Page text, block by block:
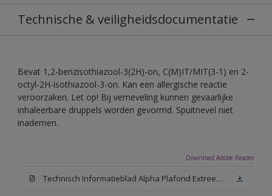
Technische & veiligheidsdocumentatie
Bevat 1,2-benzisothiazool-3(2H)-on, C(M)IT/MIT(3-1) en 2-
octyl-2H-isothiazool-3-on. Kan een allergische reactie
veroorzaken. Let op! Bij verneveling kunnen gevaarlijke
inhaleerbare druppels worden gevormd. Spuitnevel niet
inademen.
Download Adobe Reader
Technisch Informatieblad Alpha Plafond Extreem Mat (PDF)